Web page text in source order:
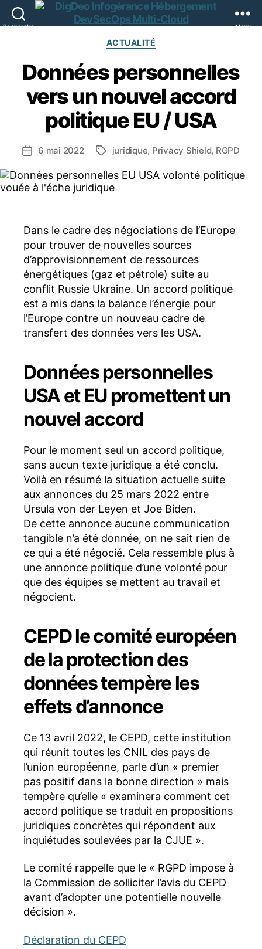
Recherche Menu
Catégories
ACTUALITÉ
Données personnelles
vers un nouvel accord
politique EU / USA
Date
l’article
6 mai 2022 Étiquettes
juridique, Privacy Shield, RGPD
Dans le cadre des négociations de l’Europe
pour trouver de nouvelles sources
d’approvisionnement de ressources
énergétiques (gaz et pétrole) suite au
conflit Russie Ukraine. Un accord politique
est a mis dans la balance l’énergie pour
l’Europe contre un nouveau cadre de
transfert des données vers les USA.
Données personnelles
USA et EU promettent un
nouvel accord
Pour le moment seul un accord politique,
sans aucun texte juridique a été conclu.
Voilà en résumé la situation actuelle suite
aux annonces du 25 mars 2022 entre
Ursula von der Leyen et Joe Biden.
De cette annonce aucune communication
tangible n’a été donnée, on ne sait rien de
ce qui a été négocié. Cela ressemble plus à
une annonce politique d’une volonté pour
que des équipes se mettent au travail et
négocient.
CEPD le comité européen
de la protection des
données tempère les
effets d’annonce
Ce 13 avril 2022, le CEPD, cette institution
qui réunit toutes les CNIL des pays de
l’union européenne, parle d’un « premier
pas positif dans la bonne direction » mais
tempère qu’elle « examinera comment cet
accord politique se traduit en propositions
juridiques concrètes qui répondent aux
inquiétudes soulevées par la CJUE ».
Le comité rappelle que le « RGPD impose à
la Commission de solliciter l’avis du CEPD
avant d’adopter une potentielle nouvelle
décision ».
Déclaration du CEPD